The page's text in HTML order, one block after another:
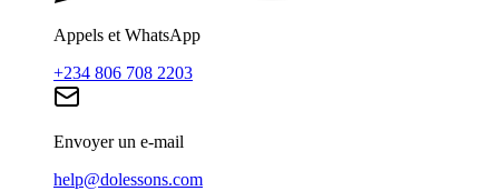
Appels et WhatsApp
+234 806 708 2203
Envoyer un e-mail
help@dolessons.com